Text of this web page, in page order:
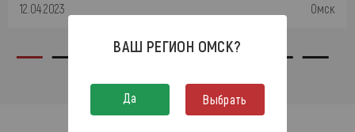
12.04.2023 Омск
ВАШ РЕГИОН ОМСК?
Да Выбрать